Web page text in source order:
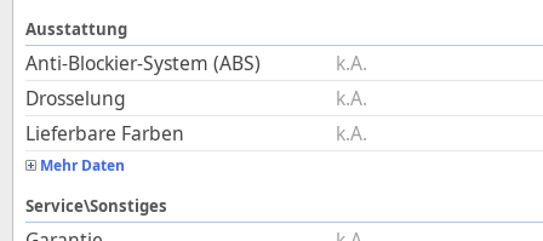
Ausstattung
Anti-Blockier-System (ABS)
k.A.
Drosselung
k.A.
Lieferbare Farben
k.A.
Mehr Daten
Service\Sonstiges